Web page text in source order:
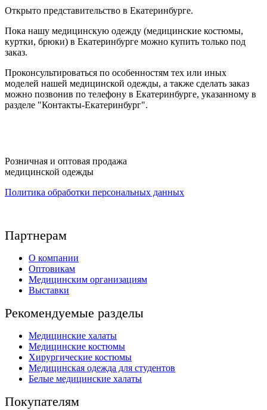
Открыто представительство в Екатеринбурге.
Пока нашу медицинскую одежду (медицинские костюмы,
куртки, брюки) в Екатеринбурге можно купить только под
заказ.
Проконсультироваться по особенностям тех или иных
моделей нашей медицинской одежды, а также сделать заказ
можно позвонив по телефону в Екатеринбурге, указанному в
разделе "Контакты-Екатеринбург".
Розничная и оптовая продажа
медицинской одежды
Политика обработки персональных данных
Партнерам
О компании
Оптовикам
Медицинским организациям
Выставки
Рекомендуемые разделы
Медицинские халаты
Медицинские костюмы
Хирургические костюмы
Медицинская одежда для студентов
Белые медицинские халаты
Покупателям